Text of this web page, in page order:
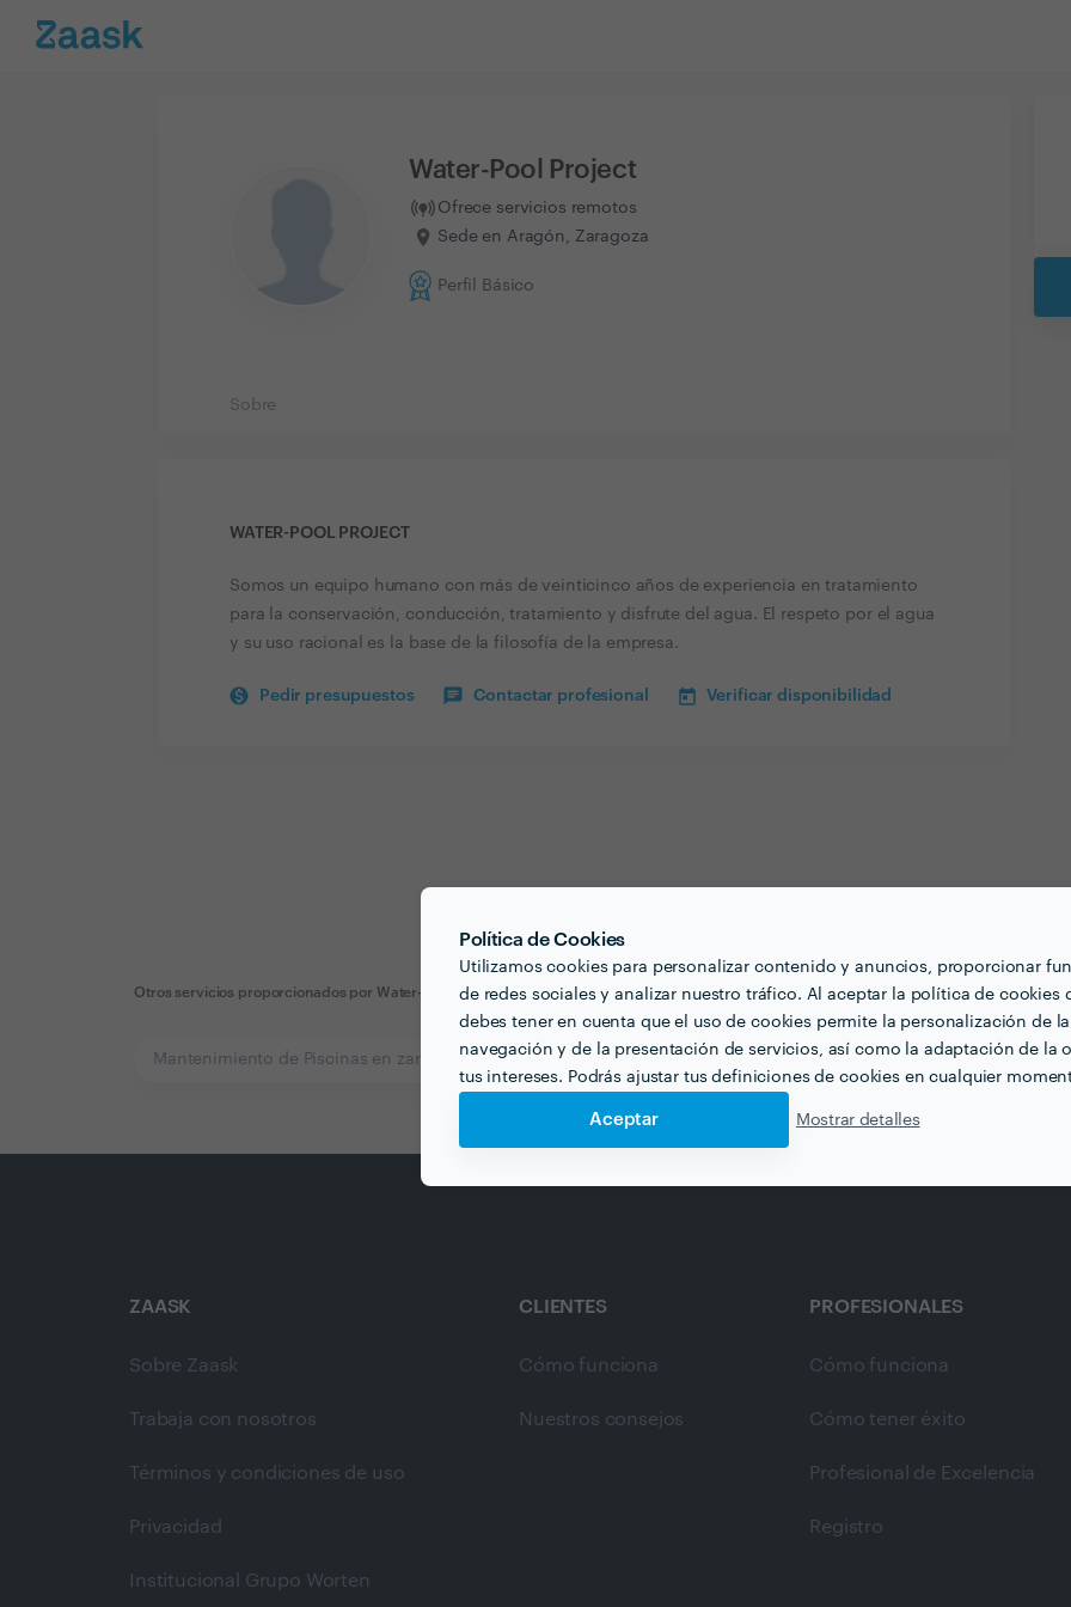
Política de Cookies
Utilizamos cookies para personalizar contenido y anuncios, proporcionar
de redes sociales y analizar nuestro tráfico. Al aceptar la política de cookies
debes tener en cuenta que el uso de cookies permite la personalización de la
navegación y de la presentación de servicios, así como la adaptación de la
tus intereses. Podrás ajustar tus definiciones de cookies en cualquier
Aceptar Mostrar detalles
Water-Pool Project
Ofrece servicios remotos
Sede en Aragón, Zaragoza
Perfil Básico
Sobre
WATER-POOL PROJECT
Somos un equipo humano con más de veinticinco años de experiencia en tratamiento
para la conservación, conducción, tratamiento y disfrute del agua. El respeto por el agua
y su uso racional es la base de la filosofía de la empresa.
Pedir presupuestos Contactar profesional Verificar disponibilidad
Otros servicios proporcionados por Water-Pool Project
Mantenimiento de Piscinas en zaragoza
ZAASK
Sobre Zaask
Trabaja con nosotros
Términos y condiciones de uso
Privacidad
Institucional Grupo Worten
CLIENTES
Cómo funciona
Nuestros consejos
PROFESIONALES
Cómo funciona
Cómo tener éxito
Profesional de Excelencia
Registro